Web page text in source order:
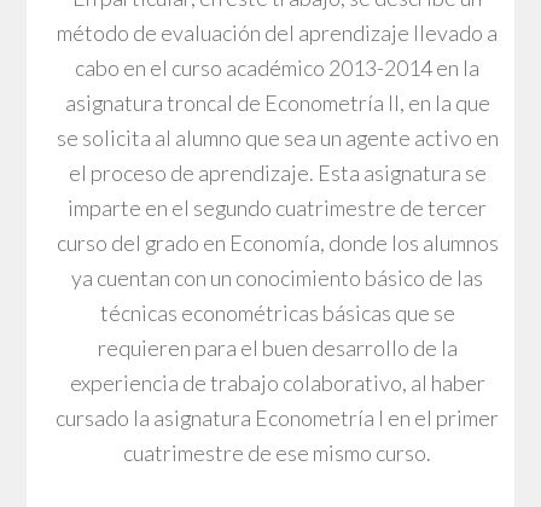
método de evaluación del aprendizaje llevado a
cabo en el curso académico 2013-2014 en la
asignatura troncal de Econometría II, en la que
se solicita al alumno que sea un agente activo en
el proceso de aprendizaje. Esta asignatura se
imparte en el segundo cuatrimestre de tercer
curso del grado en Economía, donde los alumnos
ya cuentan con un conocimiento básico de las
técnicas econométricas básicas que se
requieren para el buen desarrollo de la
experiencia de trabajo colaborativo, al haber
cursado la asignatura Econometría I en el primer
cuatrimestre de ese mismo curso.